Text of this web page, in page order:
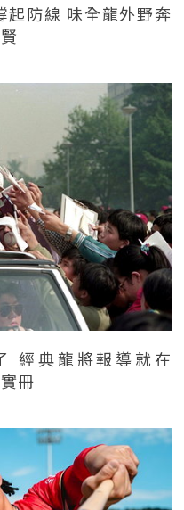
起防線 味全龍外野奔
經典龍將報導就在
冊